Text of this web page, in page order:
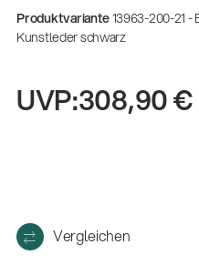
Produktvariante13963-200-21 -
Kunstleder schwarz
UVP:308,90 €
Vergleichen